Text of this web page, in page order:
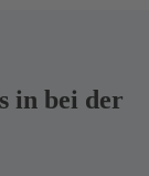
in bei der